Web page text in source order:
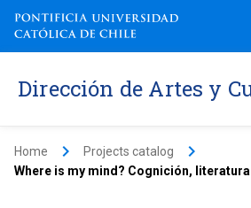
Dirección de Artes y
Home keyboard_arrow_right Projects catalog keyboard_arrow_right
Where is my mind? Cognición,